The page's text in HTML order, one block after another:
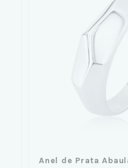
Anel de Prata